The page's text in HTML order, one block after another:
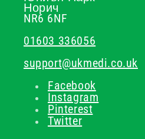
Норич
NR6 6NF
01603 336056
support@ukmedi.co.uk
Facebook
Instagram
Pinterest
Twitter